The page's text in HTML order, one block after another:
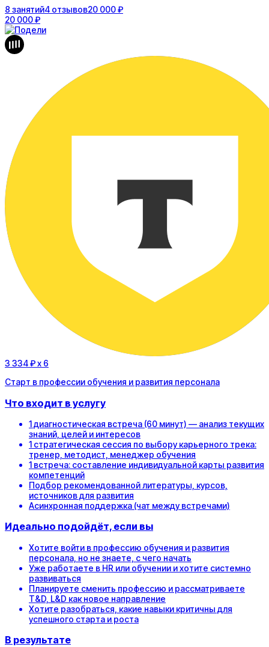
8 занятий4 отзывов20 000 ₽
20 000 ₽
3 334 ₽x 6
Старт в профессии обучения и развития персонала
Что входит в услугу
1 диагностическая встреча (60 минут) — анализ текущих
знаний, целей и интересов
1 стратегическая сессия по выбору карьерного трека:
тренер, методист, менеджер обучения
1 встреча: составление индивидуальной карты развития
компетенций
Подбор рекомендованной литературы, курсов,
источников для развития
Асинхронная поддержка (чат между встречами)
Идеально подойдёт, если вы
Хотите войти в профессию обучения и развития
персонала, но не знаете, с чего начать
Уже работаете в HR или обучении и хотите системно
развиваться
Планируете сменить профессию и рассматриваете
T&D, L&D как новое направление
Хотите разобраться, какие навыки критичны для
успешного старта и роста
В результате